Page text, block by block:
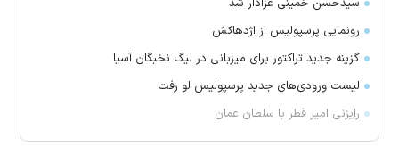
سیدحسن خمینی عزادار شد
رونمایی پرسپولیس از اژدهاکش
گزینه جدید تراکتور برای میزبانی در لیگ نخبگان آسیا
لیست ورودی‌های جدید پرسپولیس لو رفت
رایزنی امیر قطر با سلطان عمان